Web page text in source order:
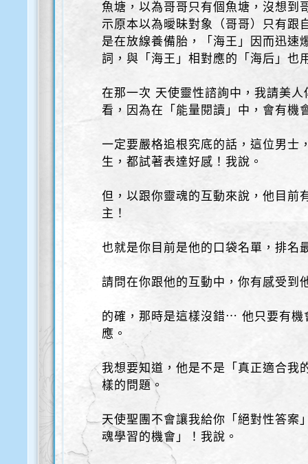
魚塘，以為哥哥只有個魚塘，沒想到
示原本以為曖昧對象（哥哥）只有跟
是在放線養備胎，「海王」因而迅速
詞，與「海王」相對應的「海后」也
在那一次 天使靈性諮詢中，我請美
看，因為在「能量閱讀」中，會有機
一定要嚴格追根究底的話，這位男士
生，都試著表達好感！我說。
但，以跟你靈魂的互動來說，他目前
主！
也就是你目前是他的口袋名單，排名
請問在你跟他的互動中，你有感受到
的確，那時是這樣沒錯⋯ 他只要有機
應。
我想要知道，他是不是「真正適合我
樣的問題。
天使聖團不會讓我給你「絕對性答案
魂學習的機會」！我說。